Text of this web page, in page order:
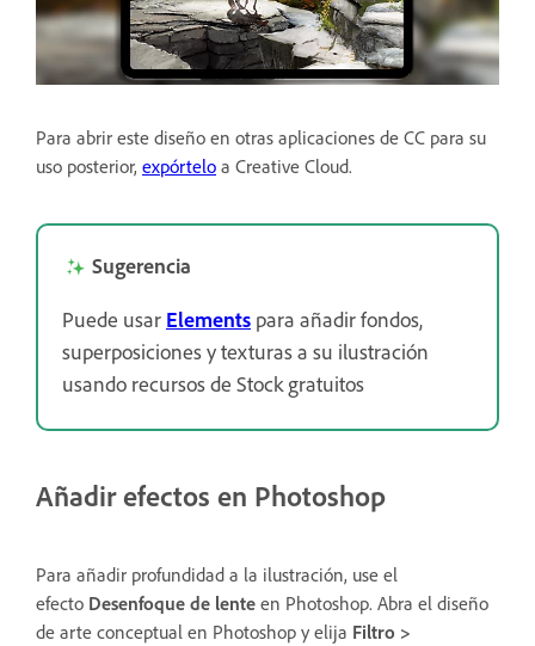
Para abrir este diseño en otras aplicaciones de CC para su
uso posterior, expórtelo a Creative Cloud.
Sugerencia
Puede usar Elements para añadir fondos,
superposiciones y texturas a su ilustración
usando recursos de Stock gratuitos
Añadir efectos en Photoshop
Para añadir profundidad a la ilustración, use el
efecto Desenfoque de lente en Photoshop. Abra el diseño
de arte conceptual en Photoshop y elija Filtro >